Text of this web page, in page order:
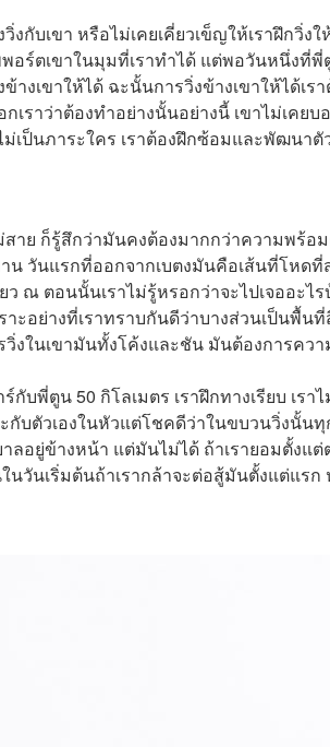
กับเขา หรือไม่เคยเคี่ยวเข็ญให้เราฝึกวิ่งใ
พอร์ตเขาในมุมที่เราทำได้ แต่พอวันหนึ่ง
ข้างเขาให้ได้ ฉะนั้นการวิ่งข้างเขาให้ได้
เราว่าต้องทำอย่างนั้นอย่างนี้ เขาไม่เคยบ
เป็นภาระใคร เราต้องฝึกซ้อมและพัฒนาตั
สาย ก็รู้สึกว่ามันคงต้องมากกว่าความพร้อ
น วันแรกที่ออกจากเบตงมันคือเส้นที่โหด
ยว ณ ตอนนั้นเราไม่รู้หรอกว่าจะไปเจออะ
าะอย่างที่เราทราบกันดีว่าบางส่วนเป็นพื้
งในเขามันทั้งโค้งและชัน มันต้องการคว
กับพี่ตูน 50 กิโลเมตร เราฝึกทางเรียบ เ
กับตัวเองในหัวแต่โชคดีว่าในขบวนวิ่งนั้น
ลอยู่ข้างหน้า แต่มันไม่ได้ ถ้าเรายอมตั้งแ
วันเริ่มต้นถ้าเรากล้าจะต่อสู้มันตั้งแต่แรก